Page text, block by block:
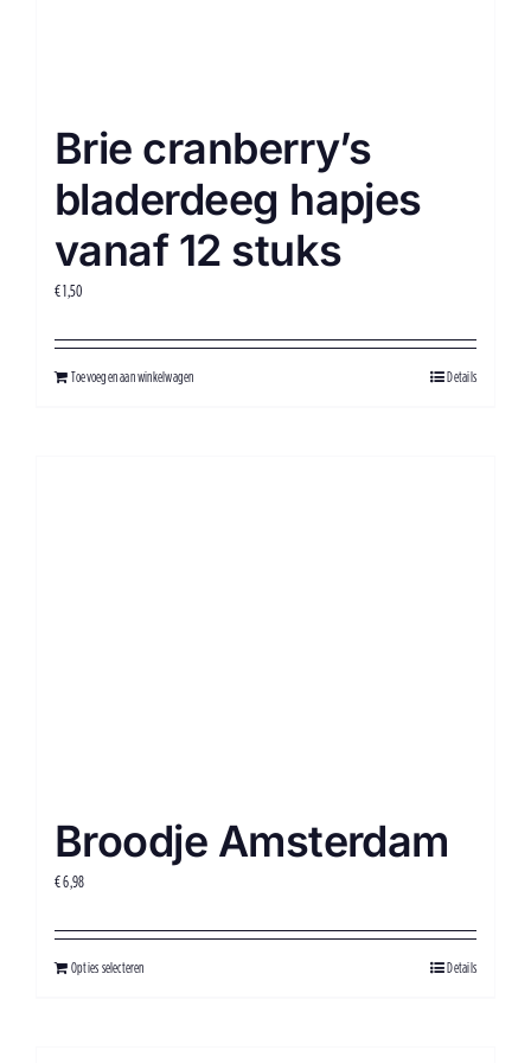
Brie cranberry’s
bladerdeeg hapjes
vanaf 12 stuks
€1,50
Toevoegen aan winkelwagen Details
Broodje Amsterdam
€6,98
Opties selecteren Details